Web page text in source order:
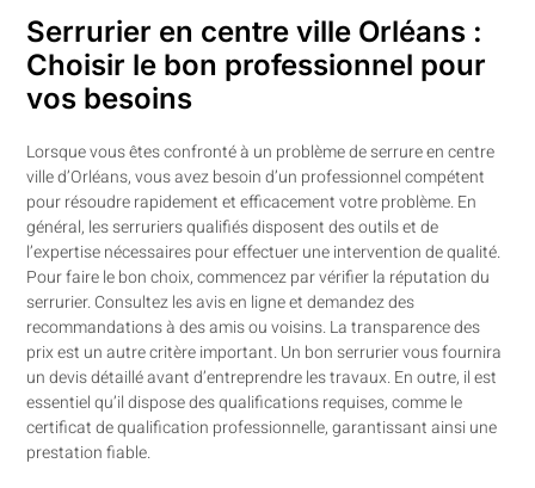
Serrurier en centre ville Orléans :
Choisir le bon professionnel pour
vos besoins
Lorsque vous êtes confronté à un problème de serrure en centre
ville d’Orléans, vous avez besoin d’un professionnel compétent
pour résoudre rapidement et efficacement votre problème. En
général, les serruriers qualifiés disposent des outils et de
l’expertise nécessaires pour effectuer une intervention de qualité.
Pour faire le bon choix, commencez par vérifier la réputation du
serrurier. Consultez les avis en ligne et demandez des
recommandations à des amis ou voisins. La transparence des
prix est un autre critère important. Un bon serrurier vous fournira
un devis détaillé avant d’entreprendre les travaux. En outre, il est
essentiel qu’il dispose des qualifications requises, comme le
certificat de qualification professionnelle, garantissant ainsi une
prestation fiable.